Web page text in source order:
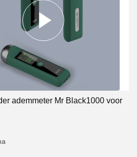
ademmeter Mr Black1000 voor